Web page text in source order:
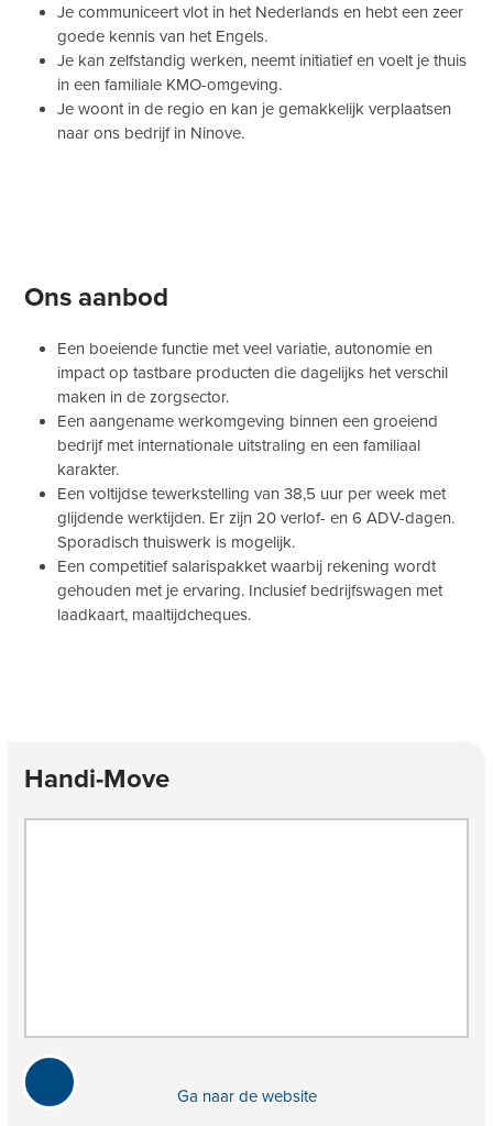
Je communiceert vlot in het Nederlands en hebt een zeer
goede kennis van het Engels.
Je kan zelfstandig werken, neemt initiatief en voelt je thuis
in een familiale KMO-omgeving.
Je woont in de regio en kan je gemakkelijk verplaatsen
naar ons bedrijf in Ninove.
Ons aanbod
Een boeiende functie met veel variatie, autonomie en
impact op tastbare producten die dagelijks het verschil
maken in de zorgsector.
Een aangename werkomgeving binnen een groeiend
bedrijf met internationale uitstraling en een familiaal
karakter.
Een voltijdse tewerkstelling van 38,5 uur per week met
glijdende werktijden. Er zijn 20 verlof- en 6 ADV-dagen.
Sporadisch thuiswerk is mogelijk.
Een competitief salarispakket waarbij rekening wordt
gehouden met je ervaring. Inclusief bedrijfswagen met
laadkaart, maaltijdcheques.
Handi-Move
Ga naar de website